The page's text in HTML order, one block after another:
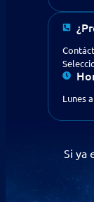
Lunes
Si ya